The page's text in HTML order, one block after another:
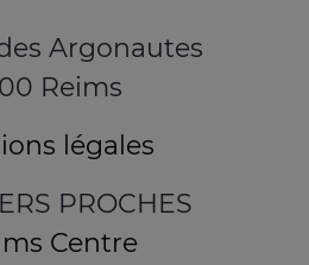
Argonautes
Reims
légales
PROCHES
Centre